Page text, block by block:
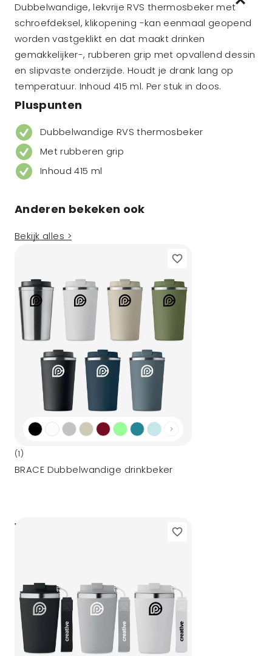
Dubbelwandige, lekvrije RVS thermosbeker met
schroefdeksel, klikopening -kan eenmaal geopend
worden vastgeklikt en dat maakt drinken
gemakkelijker-, rubberen grip met opvallend dessin
en slipvaste onderzijde. Houdt je drank lang op
temperatuur. Inhoud 415 ml. Per stuk in doos.
Pluspunten
Dubbelwandige RVS thermosbeker
Met rubberen grip
Inhoud 415 ml
Anderen bekeken ook
Bekijk alles >
(1)
BRACE Dubbelwandige drinkbeker
vanaf